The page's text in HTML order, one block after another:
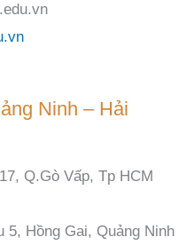
Ninh – Hải
Q.Gò Vấp, Tp HCM
5, Hồng Gai, Quảng Ninh